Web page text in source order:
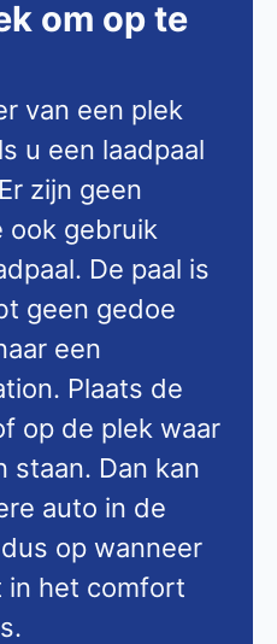
om op te
van een plek
u een laadpaal
zijn geen
ook gebruik
De paal is
geen gedoe
een
Plaats de
op de plek waar
staan. Dan kan
auto in de
op wanneer
in het comfort